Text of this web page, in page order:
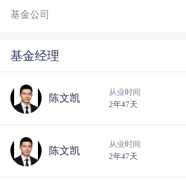
基金公司
基金经理
陈文凯
从业时间
2年47天
陈文凯
从业时间
2年47天